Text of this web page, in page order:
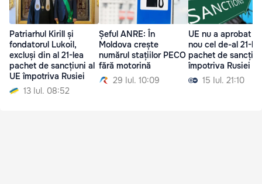
Patriarhul Kirill și
fondatorul Lukoil,
excluși din al 21-lea
pachet de sancțiuni al
UE împotriva Rusiei
13 Iul. 08:52
Șeful ANRE: În
Moldova crește
numărul stațiilor PECO
fără motorină
29 Iul. 10:09
UE nu a aprobat
nou cel de-al 21-lea
pachet de
împotriva Rusiei
15 Iul. 21:10